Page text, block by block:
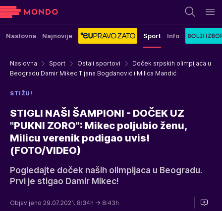
Naslovna Najnovije Sport Info
Naslovna Sport Ostali sportovi
Doček srpskih olimpijaca u
Beogradu Damir Mikec Tijana Bogdanović i Milica Mandić
STIŽU!
STIGLI NAŠI ŠAMPIONI - DOČEK UZ
"PUKNI ZORO": Mikec poljubio ženu,
Milicu verenik podigao uvis!
(FOTO/VIDEO)
Pogledajte doček naših olimpijaca u Beogradu.
Prvi je stigao Damir Mikec!
Objavljeno 29.07.2021. 8:34h → 8:43h